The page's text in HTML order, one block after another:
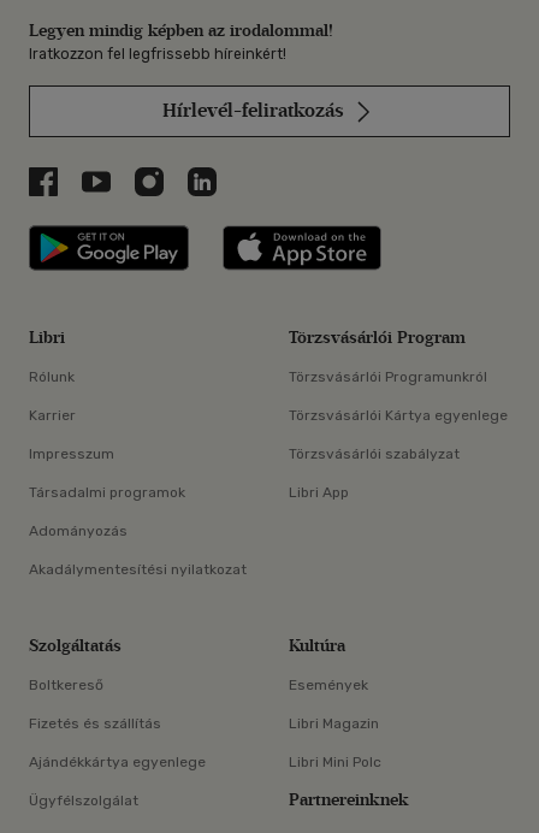
Legyen mindig képben az irodalommal!
Iratkozzon fel legfrissebb híreinkért!
Hírlevél-feliratkozás
Libri a Facebookon
Libri a Youtube-on
Libri az Instagramon
Libri a LinkedInen
Libri applikáció Szerezd meg: Google
Libri
Rólunk
Karrier
Impresszum
Társadalmi programok
Adományozás
Akadálymentesítési nyilatkozat
Törzsvásárlói Program
Törzsvásárlói Programunkról
Törzsvásárlói Kártya egyenlege
Törzsvásárlói szabályzat
Libri App
Szolgáltatás
Boltkereső
Fizetés és szállítás
Ajándékkártya egyenlege
Ügyfélszolgálat
Kultúra
Események
Libri Magazin
Libri Mini Polc
Partnereinknek